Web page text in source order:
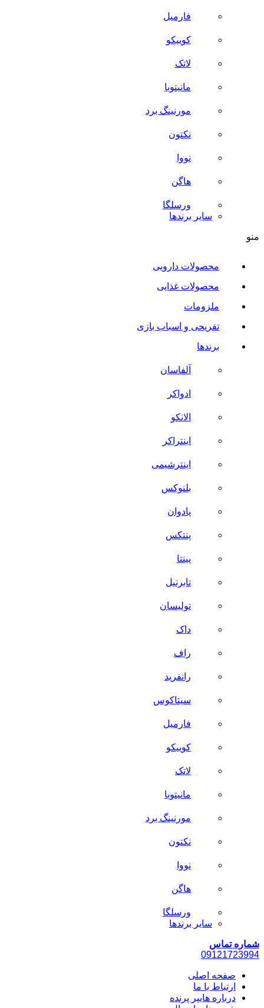
فارمیل
کوییکو
لاتک
مانیتوبا
مورنینگ برد
نکتون
نووا
هاگن
ورسلگا
سایر برند‌ها
منو
محصولات دارویی
محصولات غذایی
ملزومات
تفریحی و اسباب بازی
برندها
آلفاسان
ادواکر
الانکو
اینتراکر
اینترشیمی
بلنوکس
پادوان
پنتکس
پینتا
تابرنیل
تولیسان
داک
راف
رانفرید
سیتاکوس
فارمیل
کوییکو
لاتک
مانیتوبا
مورنینگ برد
نکتون
نووا
هاگن
ورسلگا
سایر برند‌ها
شماره تماس
09121723994
صفحه اصلی
ارتباط با ما
درباره هایپر پرنده